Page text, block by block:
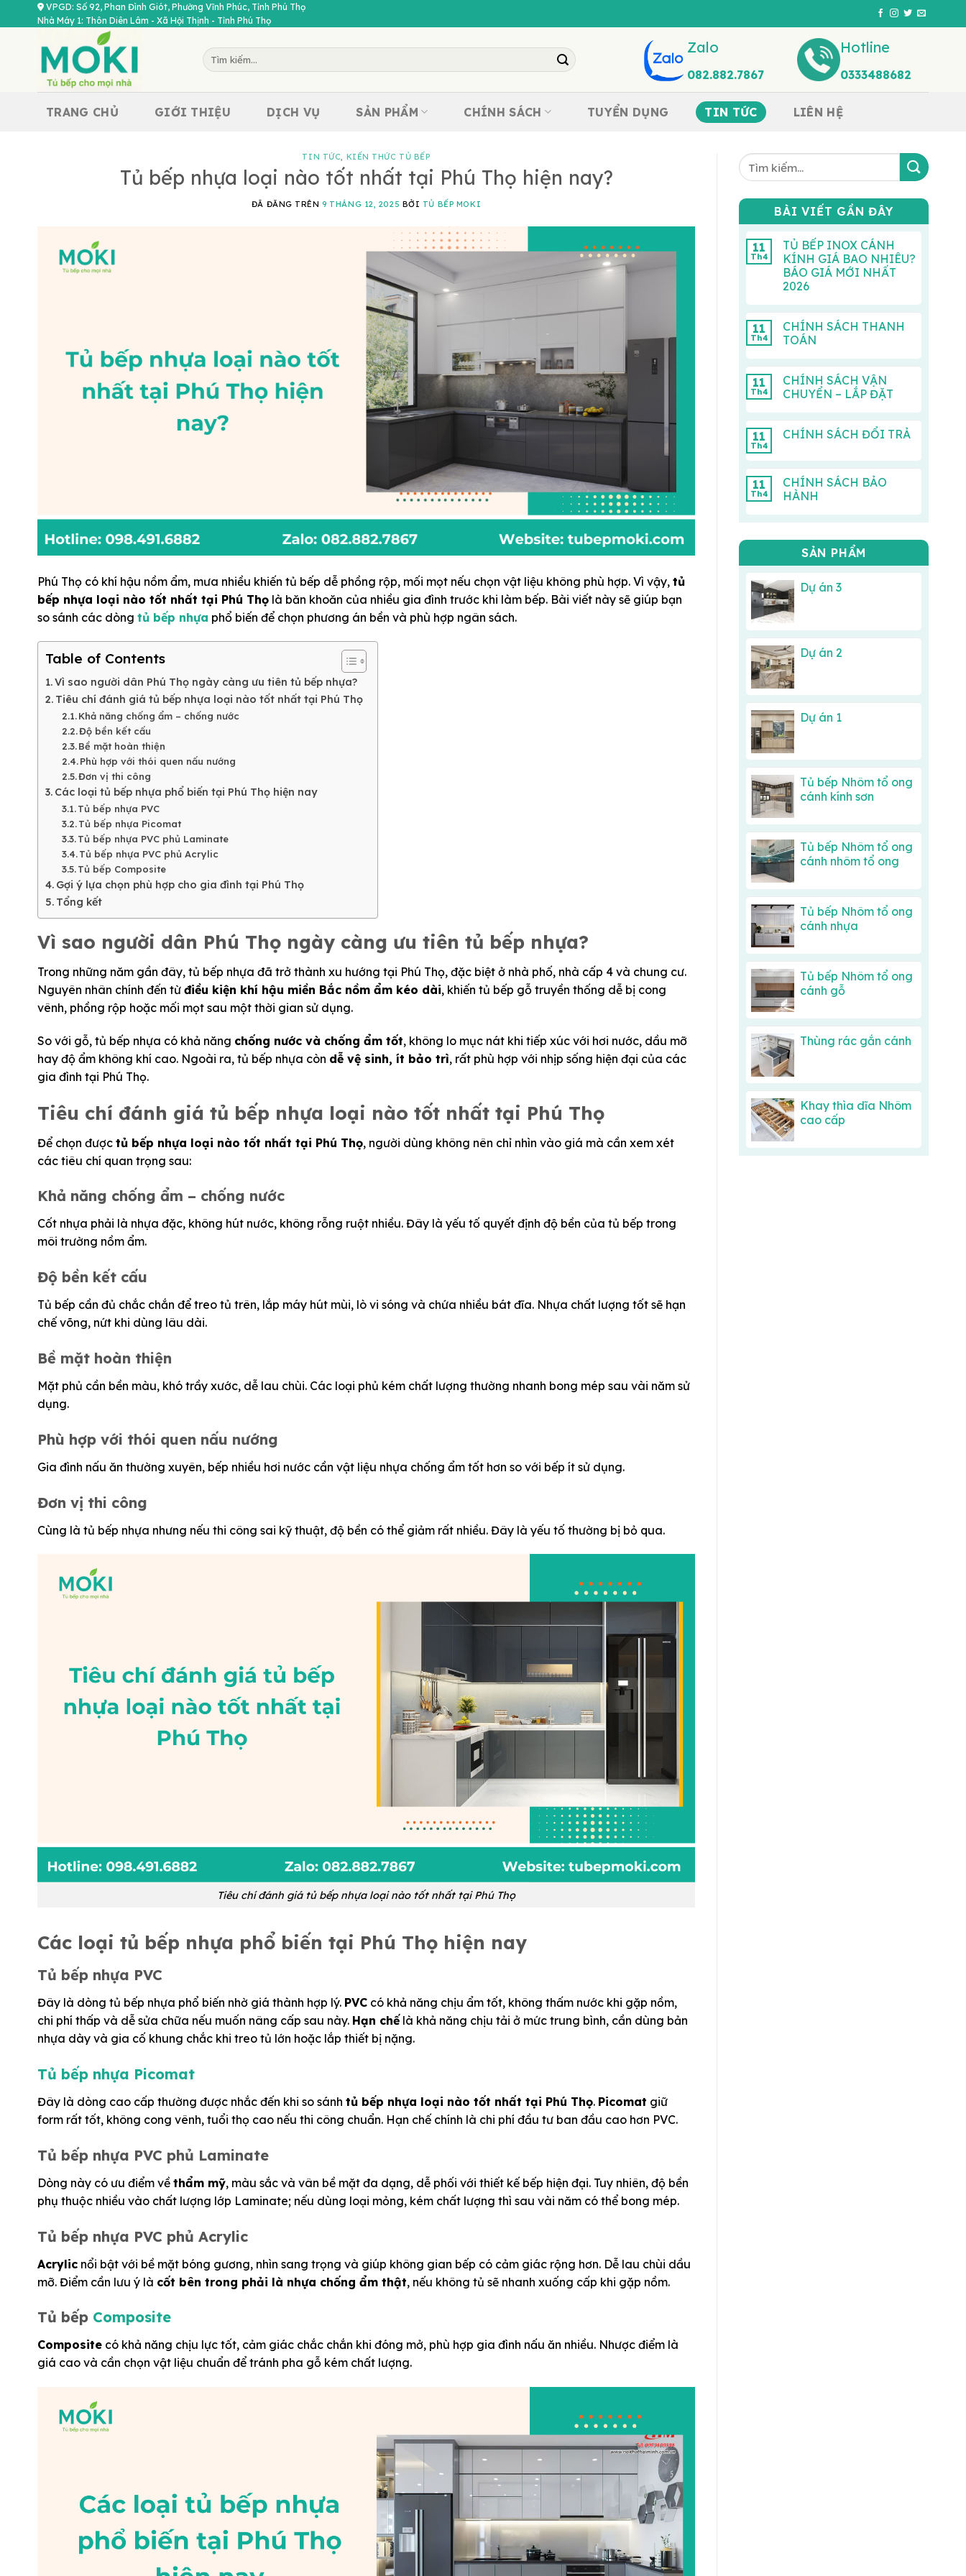
Chuyển
đến
VPGD: Số 92, Phan Đình Giót, Phường Vĩnh Phúc, Tỉnh Phú Thọ
Nhà Máy 1: Thôn Diên Lâm - Xã Hội Thịnh - Tỉnh Phú Thọ
Tìm
kiếm:
Zalo
082.882.7867
Hotline
0333488682
TRANG CHỦ GIỚI THIỆU DỊCH VỤ SẢN PHẨM CHÍNH SÁCH TUYỂN DỤNG TIN TỨC LIÊN HỆ
TIN TỨC, KIẾN THỨC TỦ BẾP
Tủ bếp nhựa loại nào tốt nhất tại Phú Thọ hiện nay?
ĐÃ ĐĂNG TRÊN9 THÁNG 12, 2025 BỞI TỦ BẾP MOKI
Phú Thọ có khí hậu nồm ẩm, mưa nhiều khiến tủ bếp dễ phồng rộp, mối mọt nếu chọn vật liệu không phù hợp. Vì vậy, tủ
bếp nhựa loại nào tốt nhất tại Phú Thọ là băn khoăn của nhiều gia đình trước khi làm bếp. Bài viết này sẽ giúp bạn
so sánh các dòng tủ bếp nhựa phổ biến để chọn phương án bền và phù hợp ngân sách.
Table of Contents
Vì sao người dân Phú Thọ ngày càng ưu tiên tủ bếp nhựa?
Tiêu chí đánh giá tủ bếp nhựa loại nào tốt nhất tại Phú Thọ
Khả năng chống ẩm – chống nước
Độ bền kết cấu
Bề mặt hoàn thiện
Phù hợp với thói quen nấu nướng
Đơn vị thi công
Các loại tủ bếp nhựa phổ biến tại Phú Thọ hiện nay
Tủ bếp nhựa PVC
Tủ bếp nhựa Picomat
Tủ bếp nhựa PVC phủ Laminate
Tủ bếp nhựa PVC phủ Acrylic
Tủ bếp Composite
Gợi ý lựa chọn phù hợp cho gia đình tại Phú Thọ
Tổng kết
Vì sao người dân Phú Thọ ngày càng ưu tiên tủ bếp nhựa?
Trong những năm gần đây, tủ bếp nhựa đã trở thành xu hướng tại Phú Thọ, đặc biệt ở nhà phố, nhà cấp 4 và chung cư.
Nguyên nhân chính đến từ điều kiện khí hậu miền Bắc nồm ẩm kéo dài, khiến tủ bếp gỗ truyền thống dễ bị cong
vênh, phồng rộp hoặc mối mọt sau một thời gian sử dụng.
So với gỗ, tủ bếp nhựa có khả năng chống nước và chống ẩm tốt, không lo mục nát khi tiếp xúc với hơi nước, dầu mỡ
hay độ ẩm không khí cao. Ngoài ra, tủ bếp nhựa còn dễ vệ sinh, ít bảo trì, rất phù hợp với nhịp sống hiện đại của các
gia đình tại Phú Thọ.
Tiêu chí đánh giá tủ bếp nhựa loại nào tốt nhất tại Phú Thọ
Để chọn được tủ bếp nhựa loại nào tốt nhất tại Phú Thọ, người dùng không nên chỉ nhìn vào giá mà cần xem xét
các tiêu chí quan trọng sau:
Khả năng chống ẩm – chống nước
Cốt nhựa phải là nhựa đặc, không hút nước, không rỗng ruột nhiều. Đây là yếu tố quyết định độ bền của tủ bếp trong
môi trường nồm ẩm.
Độ bền kết cấu
Tủ bếp cần đủ chắc chắn để treo tủ trên, lắp máy hút mùi, lò vi sóng và chứa nhiều bát đĩa. Nhựa chất lượng tốt sẽ hạn
chế võng, nứt khi dùng lâu dài.
Bề mặt hoàn thiện
Mặt phủ cần bền màu, khó trầy xước, dễ lau chùi. Các loại phủ kém chất lượng thường nhanh bong mép sau vài năm sử
dụng.
Phù hợp với thói quen nấu nướng
Gia đình nấu ăn thường xuyên, bếp nhiều hơi nước cần vật liệu nhựa chống ẩm tốt hơn so với bếp ít sử dụng.
Đơn vị thi công
Cùng là tủ bếp nhựa nhưng nếu thi công sai kỹ thuật, độ bền có thể giảm rất nhiều. Đây là yếu tố thường bị bỏ qua.
Tiêu chí đánh giá tủ bếp nhựa loại nào tốt nhất tại Phú Thọ
Các loại tủ bếp nhựa phổ biến tại Phú Thọ hiện nay
Tủ bếp nhựa PVC
Đây là dòng tủ bếp nhựa phổ biến nhờ giá thành hợp lý. PVC có khả năng chịu ẩm tốt, không thấm nước khi gặp nồm,
chi phí thấp và dễ sửa chữa nếu muốn nâng cấp sau này. Hạn chế là khả năng chịu tải ở mức trung bình, cần dùng bản
nhựa dày và gia cố khung chắc khi treo tủ lớn hoặc lắp thiết bị nặng.
Tủ bếp nhựa Picomat
Đây là dòng cao cấp thường được nhắc đến khi so sánh tủ bếp nhựa loại nào tốt nhất tại Phú Thọ. Picomat giữ
form rất tốt, không cong vênh, tuổi thọ cao nếu thi công chuẩn. Hạn chế chính là chi phí đầu tư ban đầu cao hơn PVC.
Tủ bếp nhựa PVC phủ Laminate
Dòng này có ưu điểm về thẩm mỹ, màu sắc và vân bề mặt đa dạng, dễ phối với thiết kế bếp hiện đại. Tuy nhiên, độ bền
phụ thuộc nhiều vào chất lượng lớp Laminate; nếu dùng loại mỏng, kém chất lượng thì sau vài năm có thể bong mép.
Tủ bếp nhựa PVC phủ Acrylic
Acrylic nổi bật với bề mặt bóng gương, nhìn sang trọng và giúp không gian bếp có cảm giác rộng hơn. Dễ lau chùi dầu
mỡ. Điểm cần lưu ý là cốt bên trong phải là nhựa chống ẩm thật, nếu không tủ sẽ nhanh xuống cấp khi gặp nồm.
Tủ bếp Composite
Composite có khả năng chịu lực tốt, cảm giác chắc chắn khi đóng mở, phù hợp gia đình nấu ăn nhiều. Nhược điểm là
giá cao và cần chọn vật liệu chuẩn để tránh pha gỗ kém chất lượng.
BÀI VIẾT GẦN ĐÂY
11
Th4
TỦ BẾP INOX CÁNH
KÍNH GIÁ BAO NHIÊU?
BÁO GIÁ MỚI NHẤT
2026
11
Th4
CHÍNH SÁCH THANH
TOÁN
11
Th4
CHÍNH SÁCH VẬN
CHUYỂN – LẮP ĐẶT
11
Th4
CHÍNH SÁCH ĐỔI TRẢ
11
Th4
CHÍNH SÁCH BẢO
HÀNH
SẢN PHẨM
Dự án 3
Dự án 2
Dự án 1
Tủ bếp Nhôm tổ ong
cánh kính sơn
Tủ bếp Nhôm tổ ong
cánh nhôm tổ ong
Tủ bếp Nhôm tổ ong
cánh nhựa
Tủ bếp Nhôm tổ ong
cánh gỗ
Thùng rác gắn cánh
Khay thìa dĩa Nhôm
cao cấp